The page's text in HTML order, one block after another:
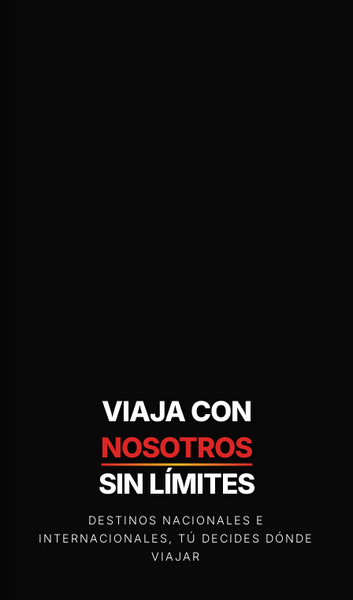
VIAJA CON
NOSOTROS
SIN LÍMITES
DESTINOS NACIONALES E
INTERNACIONALES, TÚ DECIDES DÓNDE
VIAJAR